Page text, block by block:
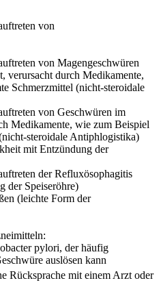
von
von Magengeschwüren
verursacht durch Medikamente,
Schmerzmittel (nicht-steroidale
von Geschwüren im
Medikamente, wie zum Beispiel
steroidale Antiphlogistika)
mit Entzündung der
der Refluxösophagitis
der Speiseröhre)
(leichte Form der
pylori, der häufig
auslösen kann
Rücksprache mit einem Arzt oder